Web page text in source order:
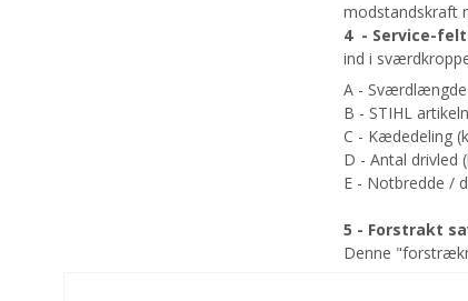
modstandskraft
4 - Service-felt
ind i
A - Sværdlængde
B - STIHL
C - Kædedeling
D - Antal drivled
E - Notbredde /
5 - Forstrakt
Denne